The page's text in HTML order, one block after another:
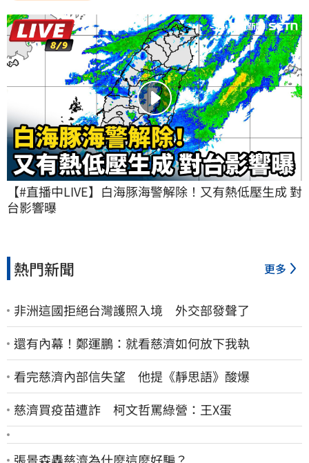
【#直播中LIVE】白海豚海警解除！又有熱低壓生成 對
台影響曝
熱門新聞 更多
非洲這國拒絕台灣護照入境 外交部發聲了
還有內幕！鄭運鵬：就看慈濟如何放下我執
看完慈濟內部信失望 他提《靜思語》酸爆
慈濟買疫苗遭詐 柯文哲罵綠營：王X蛋